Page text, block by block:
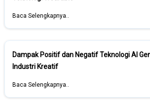
Baca Selengkapnya..
Dampak Positif dan Negatif Teknologi AI
Industri Kreatif
Baca Selengkapnya..